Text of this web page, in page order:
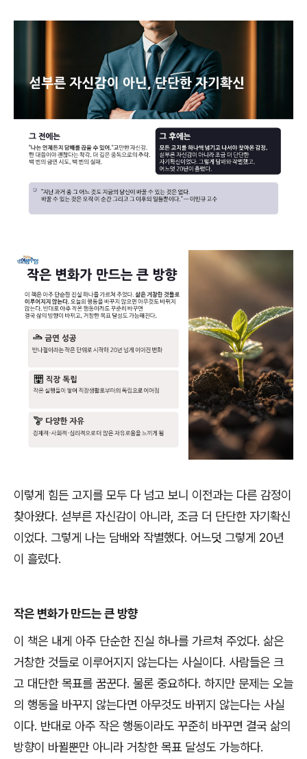
이렇게 힘든 고지를 모두 다 넘고 보니 이전과는 다른 감정이
찾아왔다. 섣부른 자신감이 아니라, 조금 더 단단한 자기확신
이었다. 그렇게 나는 담배와 작별했다. 어느덧 그렇게 20년
이 흘렀다.
작은 변화가 만드는 큰 방향
이 책은 내게 아주 단순한 진실 하나를 가르쳐 주었다. 삶은
거창한 것들로 이루어지지 않는다는 사실이다. 사람들은 크
고 대단한 목표를 꿈꾼다. 물론 중요하다. 하지만 문제는 오늘
의 행동을 바꾸지 않는다면 아무것도 바뀌지 않는다는 사실
이다. 반대로 아주 작은 행동이라도 꾸준히 바꾸면 결국 삶의
방향이 바뀔뿐만 아니라 거창한 목표 달성도 가능하다.